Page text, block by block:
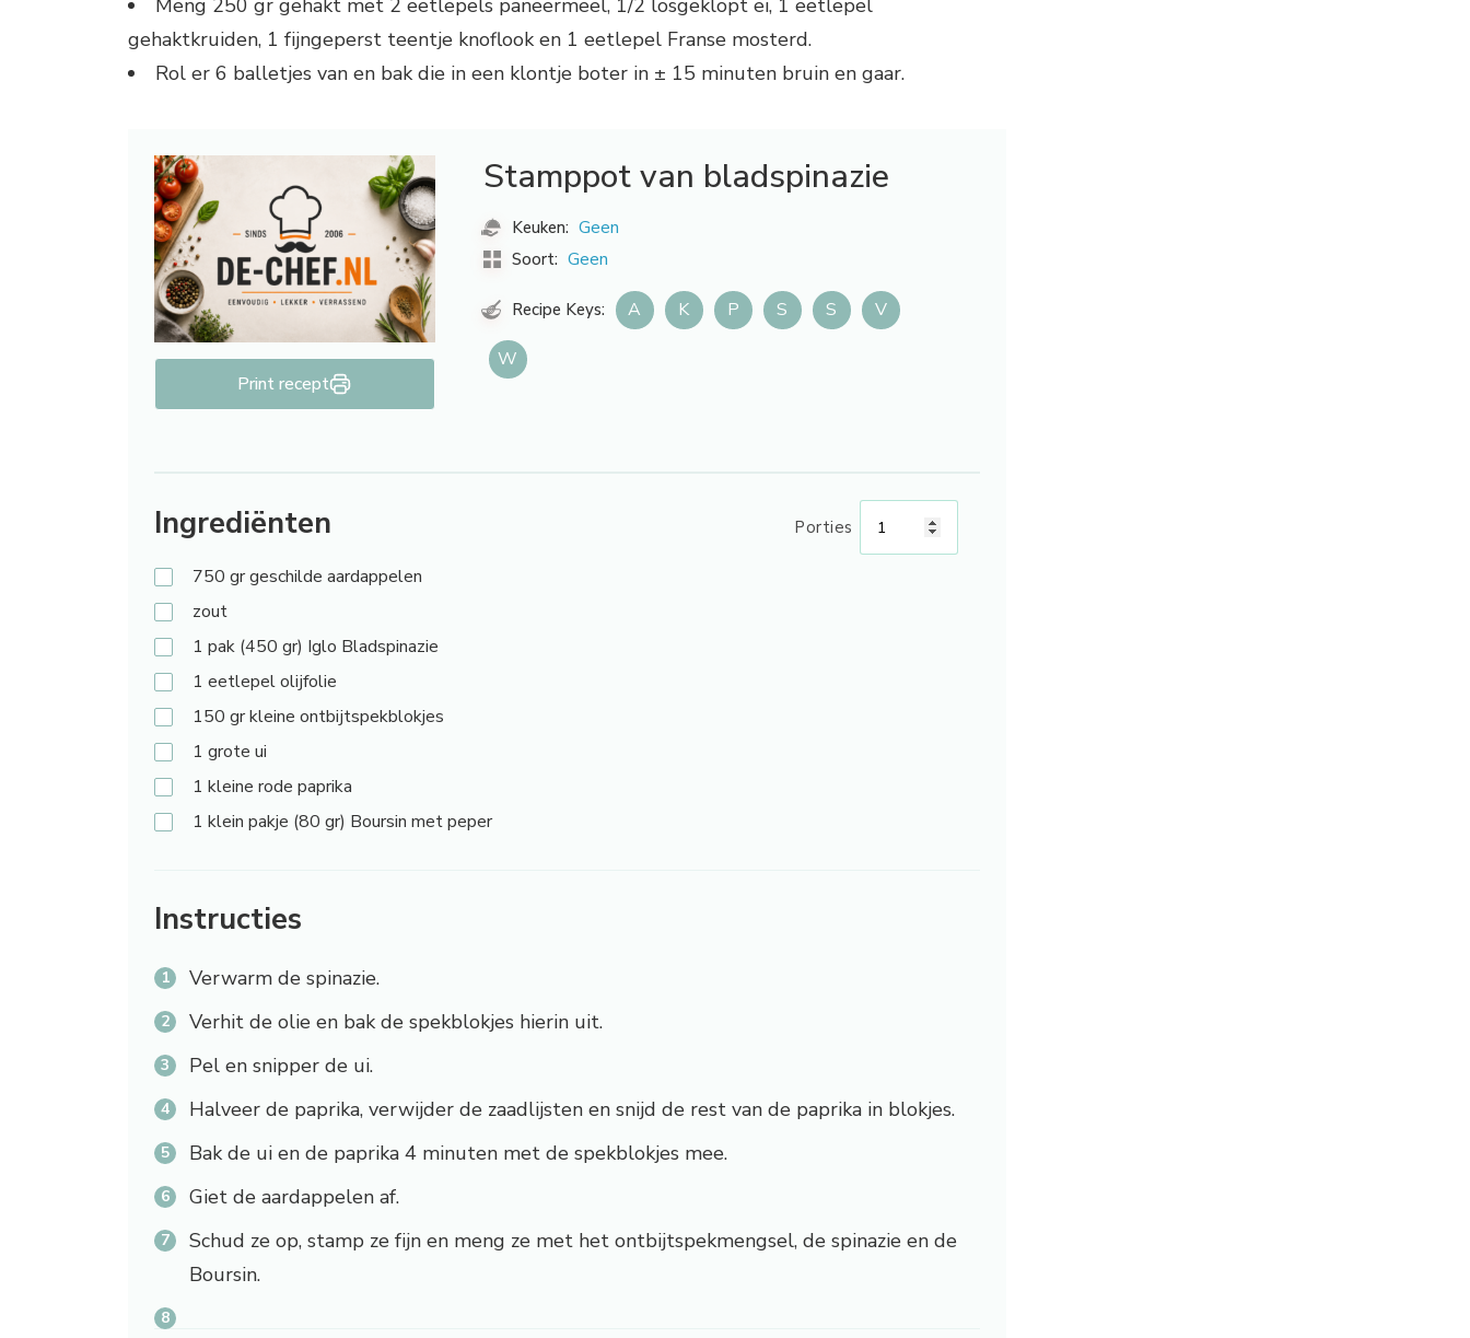
Meng 250 gr gehakt met 2 eetlepels paneermeel, 1/2 losgeklopt ei, 1 eetlepel
gehaktkruiden, 1 fijngeperst teentje knoflook en 1 eetlepel Franse mosterd.
Rol er 6 balletjes van en bak die in een klontje boter in ± 15 minuten bruin en gaar.
Print recept
Stamppot van bladspinazie
Keuken: Geen
Soort: Geen
Recipe Keys: A K P S S V
W
Ingrediënten Porties
750 gr geschilde aardappelen
zout
1 pak (450 gr) Iglo Bladspinazie
1 eetlepel olijfolie
150 gr kleine ontbijtspekblokjes
1 grote ui
1 kleine rode paprika
1 klein pakje (80 gr) Boursin met peper
Instructies
Verwarm de spinazie.
Verhit de olie en bak de spekblokjes hierin uit.
Pel en snipper de ui.
Halveer de paprika, verwijder de zaadlijsten en snijd de rest van de paprika in blokjes.
Bak de ui en de paprika 4 minuten met de spekblokjes mee.
Giet de aardappelen af.
Schud ze op, stamp ze fijn en meng ze met het ontbijtspekmengsel, de spinazie en de
Boursin.